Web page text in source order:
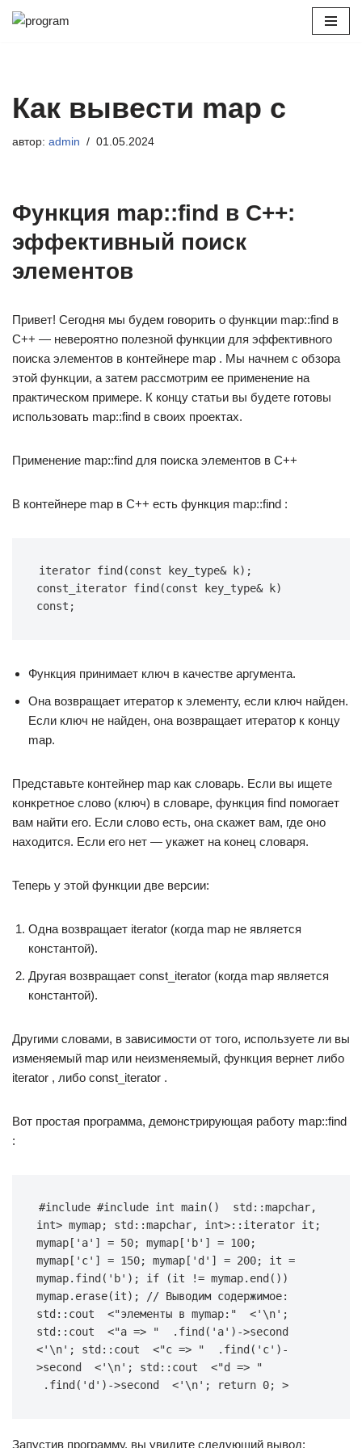
Как вывести map c
автор: admin 01.05.2024
Функция map::find в C++:
эффективный поиск
элементов
Привет! Сегодня мы будем говорить о функции map::find в
C++ — невероятно полезной функции для эффективного
поиска элементов в контейнере map . Мы начнем с обзора
этой функции, а затем рассмотрим ее применение на
практическом примере. К концу статьи вы будете готовы
использовать map::find в своих проектах.
Применение map::find для поиска элементов в C++
В контейнере map в C++ есть функция map::find :
iterator find (const key_type& k) ;
const_iterator find (const key_type& k)
const ;
Функция принимает ключ в качестве аргумента.
Она возвращает итератор к элементу, если ключ найден.
Если ключ не найден, она возвращает итератор к концу
map.
Представьте контейнер map как словарь. Если вы ищете
конкретное слово (ключ) в словаре, функция find помогает
вам найти его. Если слово есть, она скажет вам, где оно
находится. Если его нет — укажет на конец словаря.
Теперь у этой функции две версии:
Одна возвращает iterator (когда map не является
константой).
Другая возвращает const_iterator (когда map является
константой).
Другими словами, в зависимости от того, используете ли вы
изменяемый map или неизменяемый, функция вернет либо
iterator , либо const_iterator .
Вот простая программа, демонстрирующая работу map::find
:
#include #include int main( ) std ::mapchar,
int> mymap; std ::mapchar, int>:: iterator it ;
mymap [ 'a' ] = 50; mymap [ 'b' ] = 100;
mymap [ 'c' ] = 150; mymap [ 'd' ] = 200; it =
mymap. find ( 'b' ) ; if (it != mymap. end ( ) )
mymap. erase(it) ;
// Выводим содержимое:
std :: cout <"элементы в mymap:" <'\n' ;
std :: cout <"a => " . find ( 'a' ) ->
<'\n' ; std :: cout <"c => " . find ( 'c' ) -
>second <'\n' ; std :: cout <"d => "
. find ( 'd' ) ->second <'\n' ; return 0; >
Запустив программу, вы увидите следующий вывод: